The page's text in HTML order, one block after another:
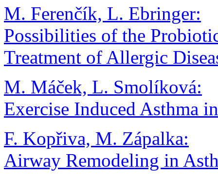
M. Ferenčík, L. Ebringer:
Possibilities of the
Treatment of Allergic
M. Máček, L. Smolíková:
Exercise Induced Asthma
F. Kopřiva, M. Zápalka:
Airway Remodeling in